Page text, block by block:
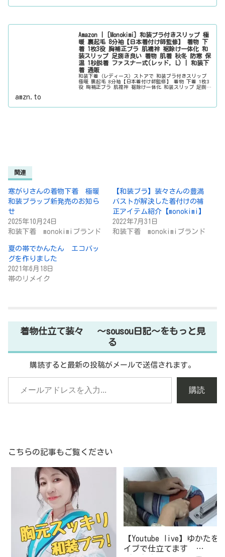
Amazon | [Monokimi] 和装ブラ付きスリップ 極
暖 裏起毛 8分袖【日本着付け師監修】 着物 下
着 1枚3役 胸補正ブラ 肌襦袢 裾除け一体化 和
装スリップ 足捌き良い 着物 肌着 秋冬 防寒 保
温 1秒脱着 ファスナー式(レッド, L) | 和装下
着 通販
和装下着（レディース）ストアで 和装ブラ付きスリップ
極暖 裏起毛 8分袖【日本着付け師監修】 着物 下着 1枚3
役 胸補正ブラ 肌襦袢 裾除け一体化 和装スリップ 足捌き
amzn.to
関連
寒がりさんの着物下着 極暖
和装ブラップ新発売のお知ら
せ
2025年10月24日
和装下着 monokimiブランド
【和装ブラ】装々さんの豊満
バストが解決した着付けの補
正アイテム紹介【​monokimi】
2022年7月31日
和装下着 monokimiブランド
夏の帯でかんたん エコバッ
グを作りました
2021年6月18日
帯のリメイク
着物仕立て装々 ～sousou日記～をもっと見
る
購読すると最新の投稿がメールで送信されます。
購読
こちらの記事もご覧ください
【Youtube live】ゆかたを
イブで仕立てます